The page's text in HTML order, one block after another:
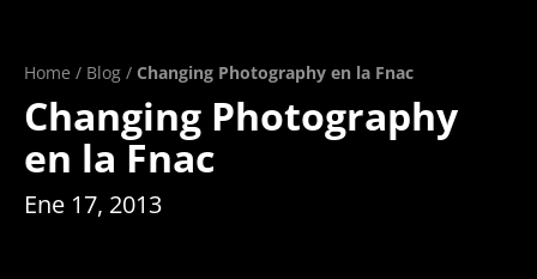
Home / Blog / Changing Photography en la Fnac
Changing Photography
en la Fnac
Ene 17, 2013